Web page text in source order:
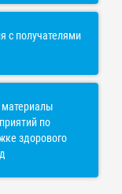
с получателями
по
здорового